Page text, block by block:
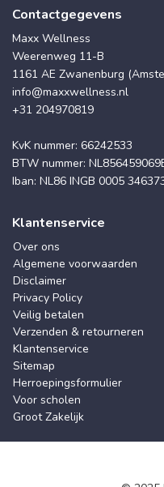
Contactgegevens
Maxx Wellness
Weerenweg 11-B
1161 AE Zwanenburg
info@maxxwellness.nl
+31 204970819
KvK nummer: 66242533
BTW nummer:
Iban: NL86 INGB 0005
Klantenservice
Over ons
Algemene voorwaarden
Disclaimer
Privacy Policy
Veilig betalen
Verzenden & retourneren
Klantenservice
Sitemap
Herroepingsformulier
Voor scholen
Groot Zakelijk